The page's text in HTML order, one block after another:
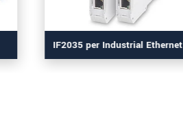
IF2035 per Industrial Ethernet